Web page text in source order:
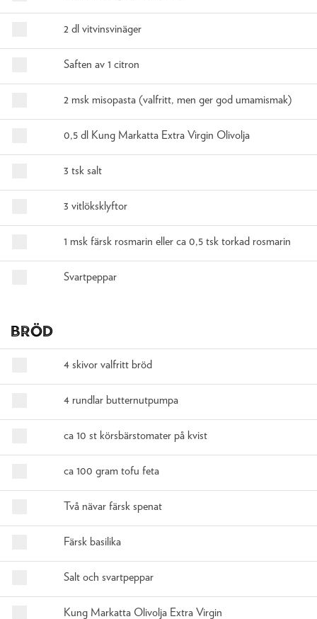
2 dl vitvinsvinäger
Saften av 1 citron
2 msk misopasta (valfritt, men ger god umamismak)
0,5 dl Kung Markatta Extra Virgin Olivolja
3 tsk salt
3 vitlöksklyftor
1 msk färsk rosmarin eller ca 0,5 tsk torkad rosmarin
Svartpeppar
Bröd
4 skivor valfritt bröd
4 rundlar butternutpumpa
ca 10 st körsbärstomater på kvist
ca 100 gram tofu feta
Två nävar färsk spenat
Färsk basilika
Salt och svartpeppar
Kung Markatta Olivolja Extra Virgin